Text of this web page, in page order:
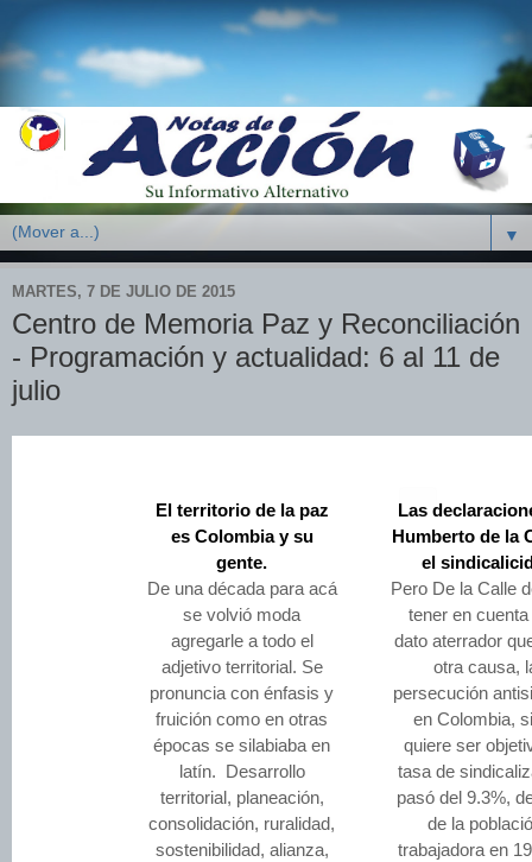
▼
MARTES, 7 DE JULIO DE 2015
Centro de Memoria Paz y Reconciliación
- Programación y actualidad: 6 al 11 de
julio
El territorio de la paz
es Colombia y su
gente.
De una década para acá
se volvió moda
agregarle a todo el
adjetivo territorial. Se
pronuncia con énfasis y
fruición como en otras
épocas se silabiaba en
latín. Desarrollo
territorial, planeación,
consolidación, ruralidad,
sostenibilidad, alianza,
Las
Humberto de la
el
Pero De la Calle
tener en cuenta
dato aterrador
otra causa,
persecución
en Colombia,
quiere ser
tasa de
pasó del 9.3%,
de la
trabajadora en